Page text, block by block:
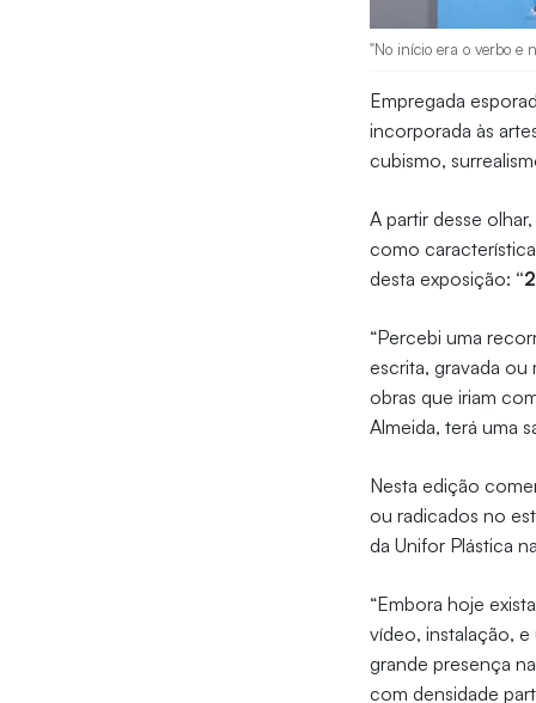
"No início era o verbo e
Empregada
incorporada às
cubismo,
A partir desse
como
desta exposição:
“Percebi uma
escrita, gravada
obras que iriam
Almeida, terá uma
Nesta edição
ou radicados no
da Unifor Plástica
“Embora hoje
vídeo, instalação,
grande presença
com densidade